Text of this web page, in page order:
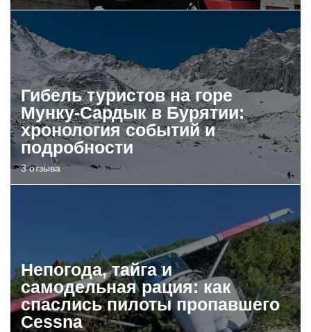
Гибель туристов на горе
Мунку-Сардык в Бурятии:
хронология событий и
подробности
3 отзыва
Непогода, тайга и
самодельная рация: как
спаслись пилоты пропавшего
Cessna